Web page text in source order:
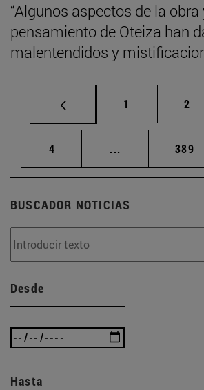
“Algunos aspectos de la obra
pensamiento de Oteiza han
malentendidos y
Página
1 2
Página
4 ... Páginas 389
BUSCADOR NOTICIAS
Desde
Hasta